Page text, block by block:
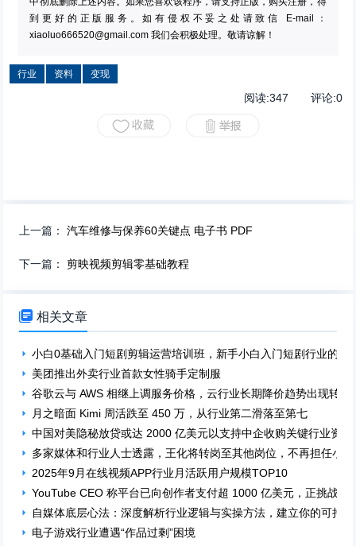
到更好的正版服务。如有侵权不妥之处请致信 E-mail：
xiaoluo666520@gmail.com 我们会积极处理。敬请谅解！
行业 资料 变现
阅读:347 评论:0
上一篇：汽车维修与保养60关键点 电子书 PDF
下一篇：剪映视频剪辑零基础教程
 相关文章
小白0基础入门短剧剪辑运营培训班，新手小白入门短剧行业的第
美团推出外卖行业首款女性骑手定制服
谷歌云与 AWS 相继上调服务价格，云行业长期降价趋势出现转折
月之暗面 Kimi 周活跌至 450 万，从行业第二滑落至第七
中国对美隐秘放贷或达 2000 亿美元以支持中企收购关键行业资产
多家媒体和行业人士透露，王化将转岗至其他岗位，不再担任小
2025年9月在线视频APP行业月活跃用户规模TOP10
YouTube CEO 称平台已向创作者支付超 1000 亿美元，正挑战传
自媒体底层心法：深度解析行业逻辑与实操方法，建立你的可持
电子游戏行业遭遇“作品过剩”困境